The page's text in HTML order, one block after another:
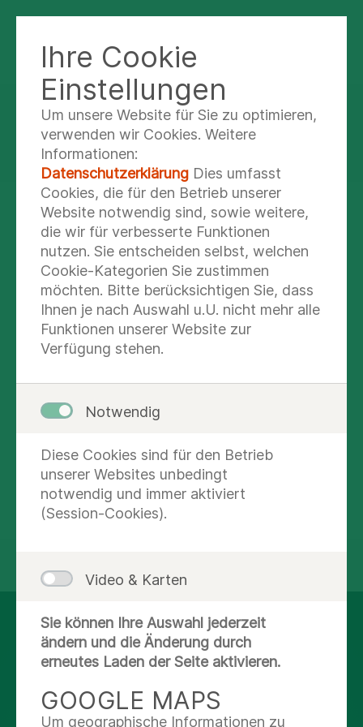
PARKKLINIK BAD SALZUNGEN
Fortbildung
Veranstaltungen für Fachbesucher
Hier finden Sie Informationen zu unseren
aktuellen Fortbildungsveranstaltungen.
Mehr lesen
medtropole Magazin
Unsere Fachzeitschrift für den Dialog zwischen
Mehr lesen
AUF DEM LAUFENDEN
BLEIBEN
Facebook
Ihre Cookie
Einstellungen
Um unsere Website für Sie zu optimieren,
verwenden wir Cookies. Weitere
Informationen:
Datenschutzerklärung Dies umfasst
Cookies, die für den Betrieb unserer
Website notwendig sind, sowie weitere,
die wir für verbesserte Funktionen
nutzen. Sie entscheiden selbst, welchen
Cookie-Kategorien Sie zustimmen
möchten. Bitte berücksichtigen Sie, dass
Ihnen je nach Auswahl u.U. nicht mehr alle
Funktionen unserer Website zur
Verfügung stehen.
Notwendig
Diese Cookies sind für den Betrieb
unserer Websites unbedingt
notwendig und immer aktiviert
(Session-Cookies).
Video & Karten
Sie können Ihre Auswahl jederzeit
ändern und die Änderung durch
erneutes Laden der Seite aktivieren.
GOOGLE MAPS
Um geographische Informationen zu